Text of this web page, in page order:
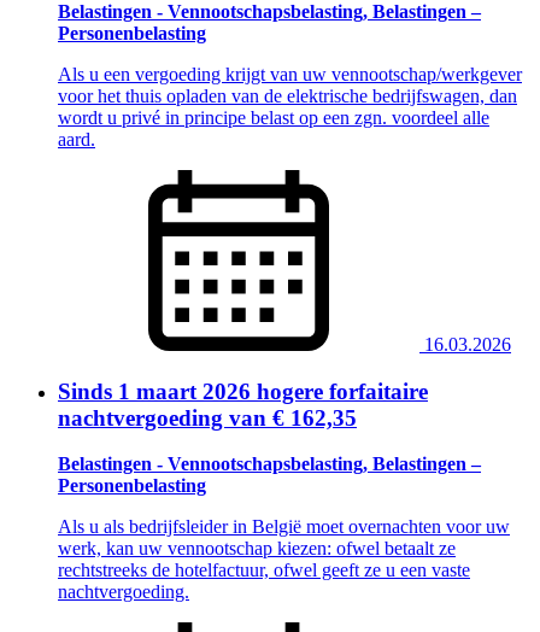
Belastingen - Vennootschapsbelasting, Belastingen –
Personenbelasting
Als u een vergoeding krijgt van uw vennootschap/werkgever
voor het thuis opladen van de elektrische bedrijfswagen, dan
wordt u privé in principe belast op een zgn. voordeel alle
aard.
16.03.2026
Sinds 1 maart 2026 hogere forfaitaire
nachtvergoeding van € 162,35
Belastingen - Vennootschapsbelasting, Belastingen –
Personenbelasting
Als u als bedrijfsleider in België moet overnachten voor uw
werk, kan uw vennootschap kiezen: ofwel betaalt ze
rechtstreeks de hotelfactuur, ofwel geeft ze u een vaste
nachtvergoeding.